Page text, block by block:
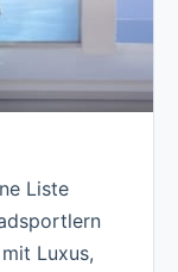
Liste
Luxus,